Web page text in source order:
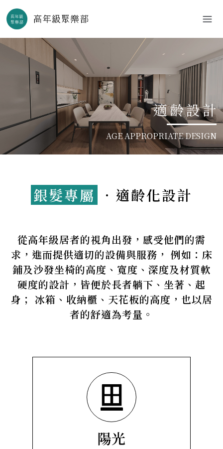
適齡設計
AGE APPROPRIATE DESIGN
銀髮專屬 ．適齡化設計
從高年級居者的視角出發，感受他們的需
求，進而提供適切的設備與服務， 例如：床
鋪及沙發坐椅的高度、寬度、深度及材質軟
硬度的設計，皆便於長者躺下、坐著、起
身； 冰箱、收納櫃、天花板的高度，也以居
者的舒適為考量。
陽光